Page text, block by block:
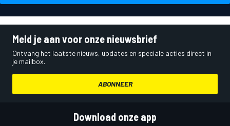
Meld je aan voor onze nieuwsbrief
Ontvang het laatste nieuws, updates en speciale acties direct in
je mailbox.
ABONNEER
Download onze app